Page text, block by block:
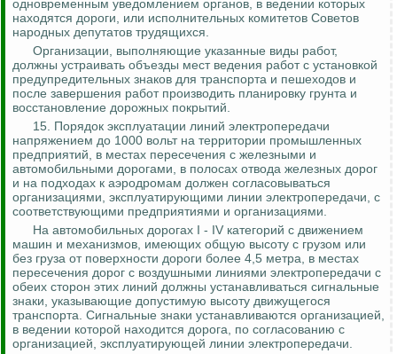
одновременным уведомлением органов, в ведении которых
находятся дороги, или исполнительных комитетов Советов
народных депутатов трудящихся.
Организации, выполняющие указанные виды работ,
должны устраивать объезды мест ведения работ с установкой
предупредительных знаков для транспорта и пешеходов и
после завершения работ производить планировку грунта и
восстановление дорожных покрытий.
15. Порядок эксплуатации линий электропередачи
напряжением до 1000 вольт на территории промышленных
предприятий, в местах пересечения с железными и
автомобильными дорогами, в полосах отвода железных дорог
и на подходах к аэродромам должен согласовываться
организациями, эксплуатирующими линии электропередачи, с
соответствующими предприятиями и организациями.
На автомобильных дорогах I - IV категорий с движением
машин и механизмов, имеющих общую высоту с грузом или
без груза от поверхности дороги более 4,5 метра, в местах
пересечения дорог с воздушными линиями электропередачи с
обеих сторон этих линий должны устанавливаться сигнальные
знаки, указывающие допустимую высоту движущегося
транспорта. Сигнальные знаки устанавливаются организацией,
в ведении которой находится дорога, по согласованию с
организацией, эксплуатирующей линии электропередачи.